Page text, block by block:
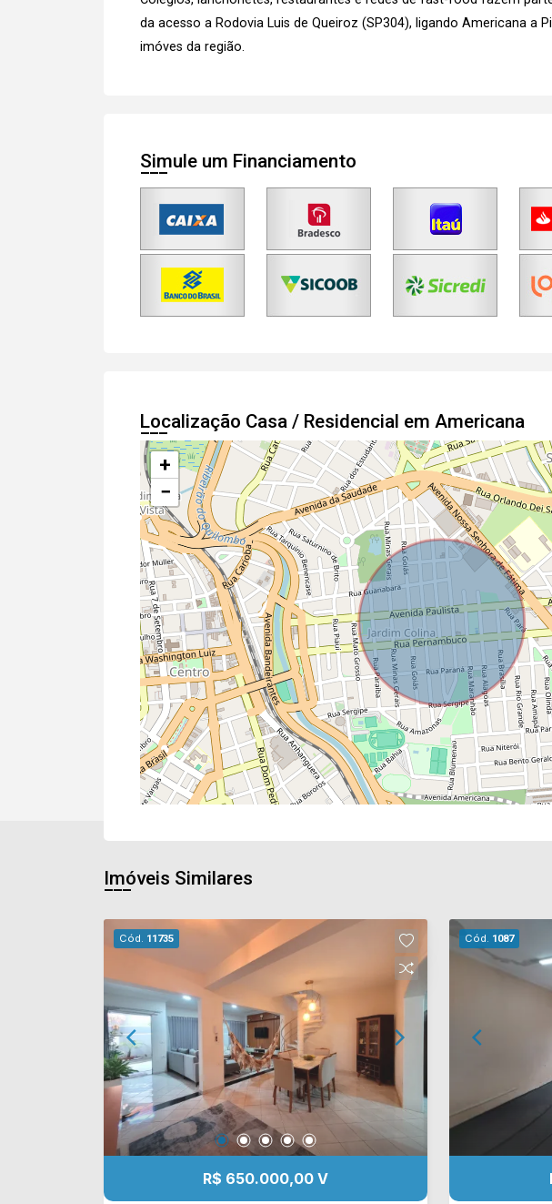
da acesso a Rodovia Luis de Queiroz (SP304), ligando Americana a
imóves da região.
Simule um Financiamento
Localização Casa / Residencial em Americana
+
−
Imóveis Similares
Cód. 11735
R$ 650.000,00 V
Cód. 1087